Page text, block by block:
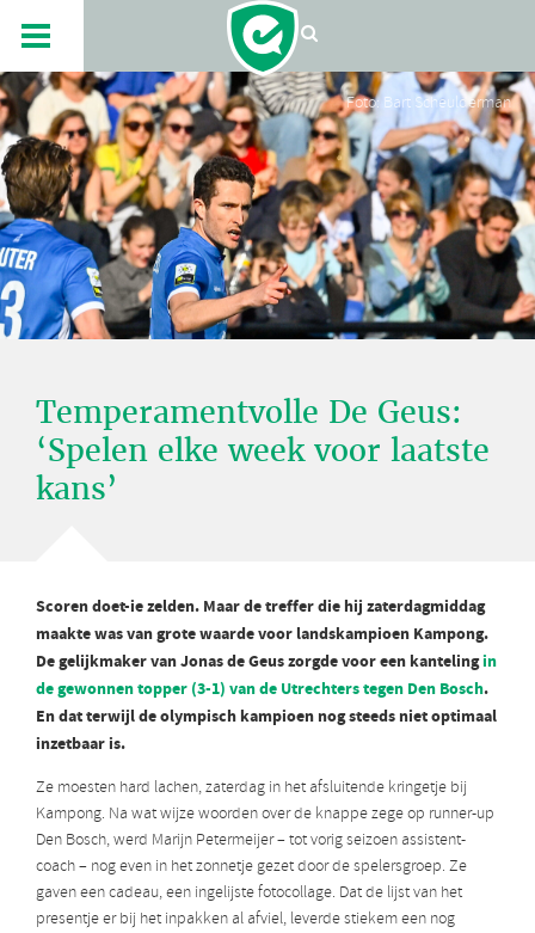
Foto: Bart Scheulderman
Temperamentvolle De Geus:
‘Spelen elke week voor laatste
kans’
Scoren doet-ie zelden. Maar de treffer die hij zaterdagmiddag
maakte was van grote waarde voor landskampioen Kampong.
De gelijkmaker van Jonas de Geus zorgde voor een kantelingin
de gewonnen topper (3-1) van de Utrechters tegen Den Bosch.
En dat terwijl de olympisch kampioen nog steeds niet optimaal
inzetbaar is.
Ze moesten hard lachen, zaterdag in het afsluitende kringetje bij
Kampong. Na wat wijze woorden over de knappe zege op runner-up
Den Bosch, werd Marijn Petermeijer – tot vorig seizoen assistent-
coach – nog even in het zonnetje gezet door de spelersgroep. Ze
gaven een cadeau, een ingelijste fotocollage. Dat de lijst van het
presentje er bij het inpakken al afviel, leverde stiekem een nog